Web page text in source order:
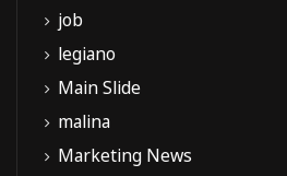
job
legiano
Main Slide
malina
Marketing News